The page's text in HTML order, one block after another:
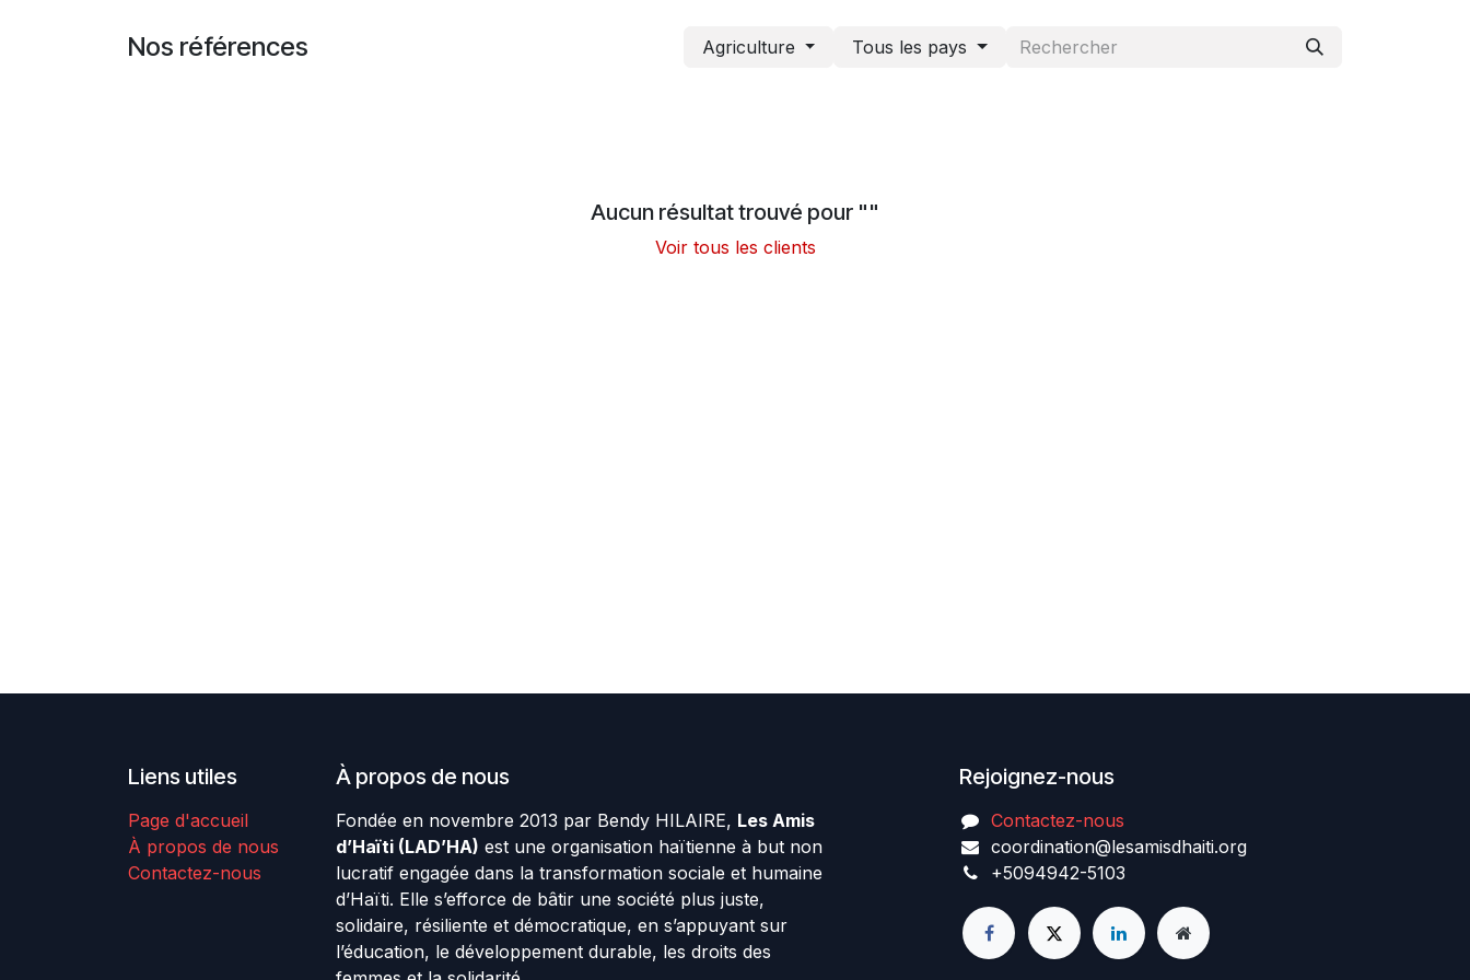
Nos références Agriculture Tous les pays
Aucun résultat trouvé pour ""
Voir tous les clients
Liens utiles
Page d'accueil
À propos de nous
Contactez-nous
À propos de nous
Fondée en novembre 2013 par Bendy HILAIRE, Les Amis
d’Haïti (LAD’HA) est une organisation haïtienne à but non
lucratif engagée dans la transformation sociale et humaine
d’Haïti. Elle s’efforce de bâtir une société plus juste,
solidaire, résiliente et démocratique, en s’appuyant sur
l’éducation, le développement durable, les droits des
Rejoignez-nous
Contactez-nous
coordination@lesamisdhaiti.org
+5094942-5103